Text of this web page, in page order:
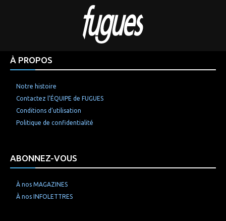
À PROPOS
Notre histoire
Contactez l’ÉQUIPE de FUGUES
Conditions d’utilisation
Politique de confidentialité
ABONNEZ-VOUS
À nos MAGAZINES
À nos INFOLETTRES